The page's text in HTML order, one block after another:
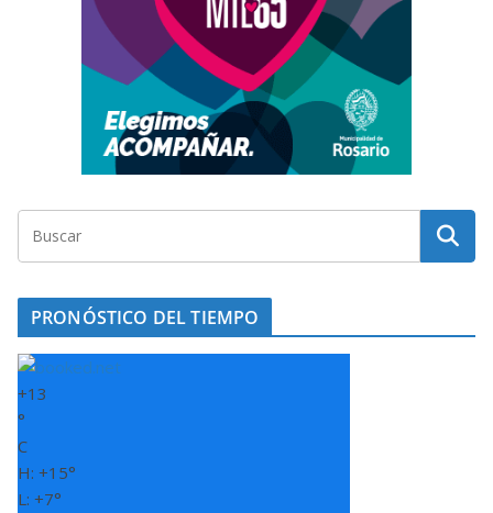
PRONÓSTICO DEL TIEMPO
+13
°
C
H: +15°
L: +7°